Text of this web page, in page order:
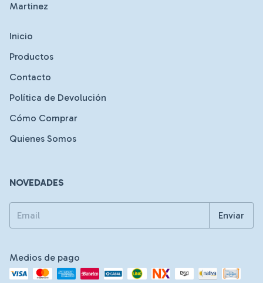
Martinez
Inicio
Productos
Contacto
Política de Devolución
Cómo Comprar
Quienes Somos
NOVEDADES
Medios de pago